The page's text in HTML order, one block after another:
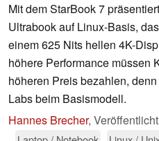
Mit dem StarBook 7
Ultrabook auf Linux-Basis,
einem 625 Nits hellen 4K-
höhere Performance müssen
höheren Preis bezahlen,
Labs beim Basismodell.
Hannes Brecher,